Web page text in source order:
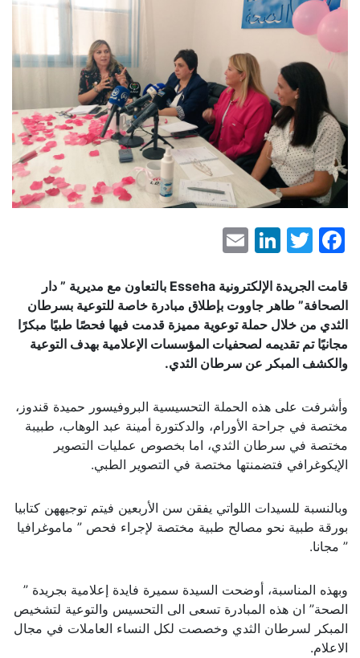
Facebook
Twitter
LinkedIn
قامت الجريدة الإلكترونية Esseha بالتعاون مع مديرية ” دار
الصحافة” طاهر جاووت بإطلاق مبادرة خاصة للتوعية بسرطان
الثدي من خلال حملة توعوية مميزة قدمت فيها فحصًا طبيًا مبكرًا
مجانيًا تم تقديمه لصحفيات المؤسسات الإعلامية بهدف التوعية
والكشف المبكر عن سرطان الثدي.
وأشرفت على هذه الحملة التحسيسية البروفيسور حميدة قندوز،
مختصة في جراحة الأورام، والدكتورة أمينة عبد الوهاب، طبيبة
مختصة في سرطان الثدي، اما بخصوص عمليات التصوير
الإيكوغرافي فتضمنتها مختصة في التصوير الطبي.
وبالنسبة للسيدات اللواتي يفقن سن الأربعين فيتم توجيههن كتابيا
بورقة طبية نحو مصالح طبية مختصة لإجراء فحص ” ماموغرافيا
” مجانا.
وبهذه المناسبة، أوضحت السيدة سميرة فايدة إعلامية بجريدة ”
الصحة” ان هذه المبادرة تسعى الى التحسيس والتوعية لتشخيص
المبكر لسرطان الثدي وخصصت لكل النساء العاملات في مجال
الاعلام.